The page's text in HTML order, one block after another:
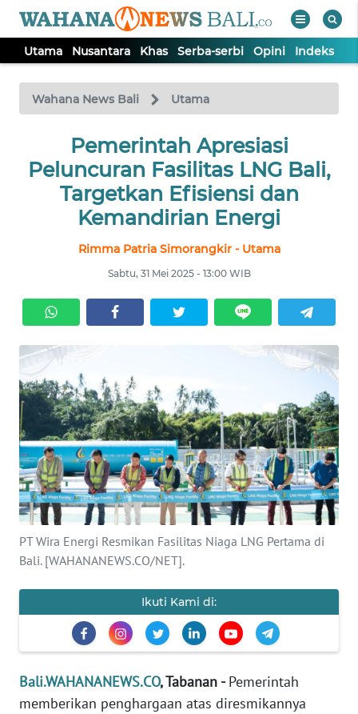
Utama Nusantara Khas Serba-serbi Opini Indeks
Wahana News Bali Utama
Pemerintah Apresiasi
Peluncuran Fasilitas LNG Bali,
Targetkan Efisiensi dan
Kemandirian Energi
Rimma Patria Simorangkir - Utama
Sabtu, 31 Mei 2025 - 13:00 WIB
PT Wira Energi Resmikan Fasilitas Niaga LNG Pertama di
Bali. [WAHANANEWS.CO/NET].
Ikuti Kami di:
Bali.WAHANANEWS.CO, Tabanan -Pemerintah
memberikan penghargaan atas diresmikannya
TV
Tutup
NUSANTARA
SERBI
Informasi
INDEKS
BERITA
KONTAK
KAMI
INFO
IKLAN
KAMI
PEDOMAN
SIBER